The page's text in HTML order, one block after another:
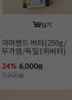
담기
[그랑퍼마쥬] 고메
발효버터(200g/무가
14% 8,480원
9,900원